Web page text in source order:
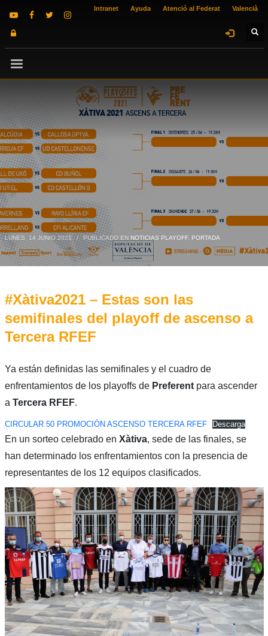
Intranet Ayuda Atenció al Federat Valencià
LUNES, 14 JUNIO 2021 / PUBLICADO EN NOTICIAS PLAYOFF, PORTADA
#Xàtiva2021 – Estas son las
semifinales del playoff de ascenso a
Tercera RFEF
Ya están definidas las semifinales y el cuadro de
enfrentamientos de los playoffs de Preferentpara ascender
a Tercera RFEF.
CIRCULAR 50 PROMOCIÓN ASCENSO TERCERA RFEF Descarga
En un sorteo celebrado en Xàtiva, sede de las finales, se
han determinado los enfrentamientos con la presencia de
representantes de los 12 equipos clasificados.